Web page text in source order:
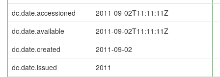
dc.date.accessioned
2011-09-02T11:11:11Z
dc.date.available
2011-09-02T11:11:11Z
dc.date.created
2011-09-02
dc.date.issued
2011